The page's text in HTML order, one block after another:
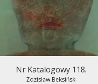
Nr Katalogowy 118.
Zdzisław Beksiński